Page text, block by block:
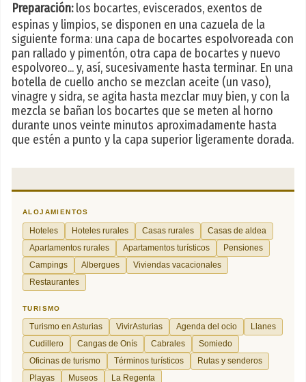
Preparación:los bocartes, eviscerados, exentos de
espinas y limpios, se disponen en una cazuela de la
siguiente forma: una capa de bocartes espolvoreada con
pan rallado y pimentón, otra capa de bocartes y nuevo
espolvoreo... y, así, sucesivamente hasta terminar. En una
botella de cuello ancho se mezclan aceite (un vaso),
vinagre y sidra, se agita hasta mezclar muy bien, y con la
mezcla se bañan los bocartes que se meten al horno
durante unos veinte minutos aproximadamente hasta
que estén a punto y la capa superior ligeramente dorada.